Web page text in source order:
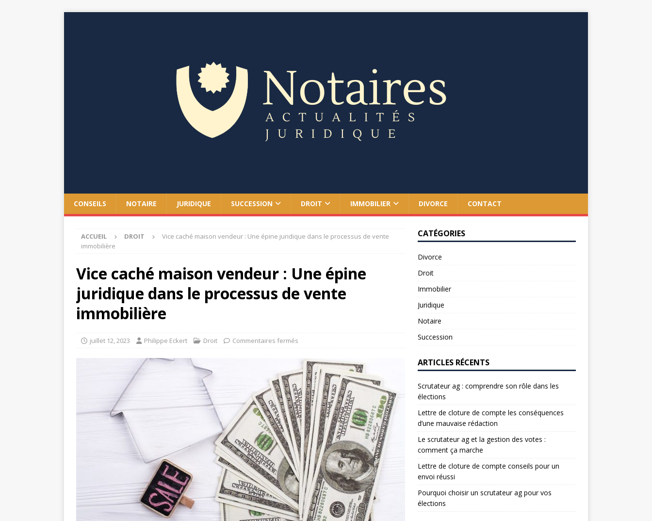
CONSEILS NOTAIRE JURIDIQUE SUCCESSION DROIT IMMOBILIER DIVORCE CONTACT
ACCUEIL DROIT
Vice caché maison vendeur : Une épine juridique dans le processus de vente
immobilière
Vice caché maison vendeur : Une épine
juridique dans le processus de vente
immobilière
juillet 12, 2023 Philippe Eckert Droit Commentaires fermés
CATÉGORIES
Divorce
Droit
Immobilier
Juridique
Notaire
Succession
ARTICLES RÉCENTS
Scrutateur ag : comprendre son rôle dans les
élections
Lettre de cloture de compte les conséquences
d’une mauvaise rédaction
Le scrutateur ag et la gestion des votes :
comment ça marche
Lettre de cloture de compte conseils pour un
envoi réussi
Pourquoi choisir un scrutateur ag pour vos
élections